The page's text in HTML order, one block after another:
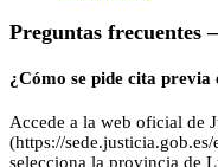
Preguntas frecuentes
¿Cómo se pide cita previa
Accede a la web oficial de
(https://
selecciona la provincia de